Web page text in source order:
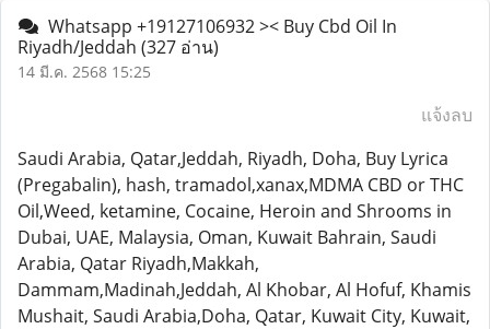
Whatsapp +19127106932 >< Buy Cbd Oil In
Riyadh/Jeddah (327 อ่าน)
14 มี.ค. 2568 15:25
แจ้งลบ
Saudi Arabia, Qatar,Jeddah, Riyadh, Doha, Buy Lyrica
(Pregabalin), hash, tramadol,xanax,MDMA CBD or THC
Oil,Weed, ketamine, Cocaine, Heroin and Shrooms in
Dubai, UAE, Malaysia, Oman, Kuwait Bahrain, Saudi
Arabia, Qatar Riyadh,Makkah,
Dammam,Madinah,Jeddah, Al Khobar, Al Hofuf, Khamis
Mushait, Saudi Arabia,Doha, Qatar, Kuwait City, Kuwait,